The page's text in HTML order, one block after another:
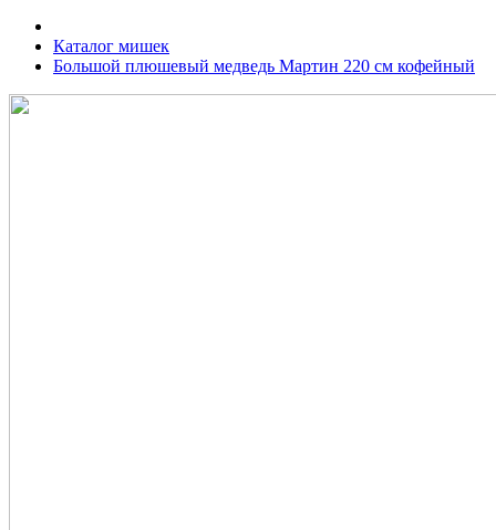
Каталог мишек
Большой плюшевый медведь Мартин 220 см кофейный